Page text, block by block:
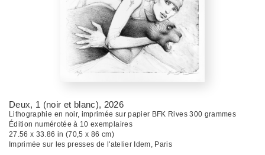
Deux, 1 (noir et blanc), 2026
Lithographie en noir, imprimée sur papier BFK Rives 300 grammes
Édition numérotée à 10 exemplaires
27.56 x 33.86 in (70,5 x 86 cm)
Imprimée sur les presses de l'atelier Idem, Paris